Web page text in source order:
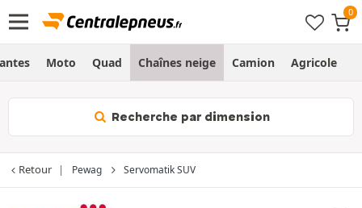
Moto Quad Chaînes neige Camion Agricole
Recherche par dimension
Retour Pewag Servomatik SUV